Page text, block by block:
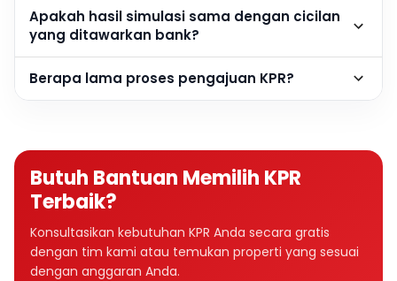
Apakah hasil simulasi sama dengan cicilan
yang ditawarkan bank?
Berapa lama proses pengajuan KPR?
Butuh Bantuan Memilih KPR
Terbaik?
Konsultasikan kebutuhan KPR Anda secara gratis
dengan tim kami atau temukan properti yang sesuai
dengan anggaran Anda.